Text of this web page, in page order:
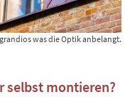
was die Optik anbelangt.
selbst montieren?